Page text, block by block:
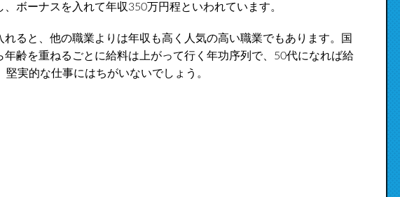
ボーナスを入れて年収350万円程といわれています。
ると、他の職業よりは年収も高く人気の高い職業でもあります。国
年齢を重ねるごとに給料は上がって行く年功序列で、50代になれば給
実的な仕事にはちがいないでしょう。